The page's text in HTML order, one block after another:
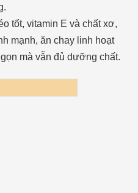
tốt, vitamin E và chất xơ,
mạnh, ăn chay linh hoạt
mà vẫn đủ dưỡng chất.